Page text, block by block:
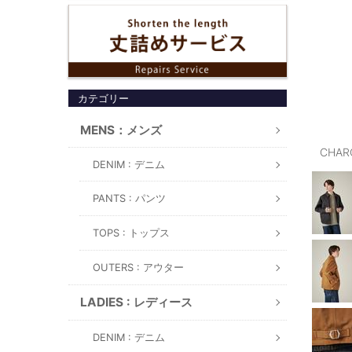
カテゴリー
MENS：メンズ
DENIM : デニム
PANTS : パンツ
TOPS : トップス
OUTERS : アウター
LADIES : レディース
DENIM : デニム